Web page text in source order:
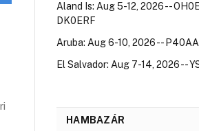
Aland Is: Aug 5-12, 2026 --
DK0ERF
Aruba: Aug 6-10, 2026 --
El Salvador: Aug 7-14, 2026 --
HAMBAZÁR